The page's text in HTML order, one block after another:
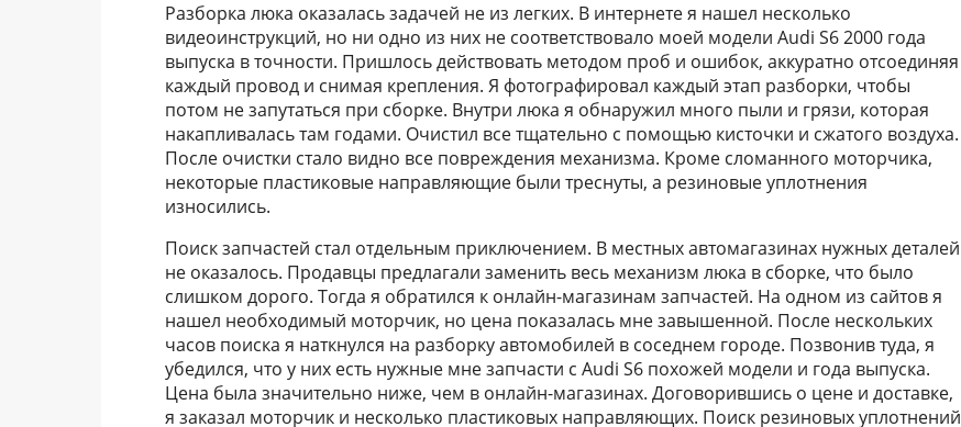
Разборка люка оказалась задачей не из легких. В интернете я нашел несколько
видеоинструкций, но ни одно из них не соответствовало моей модели Audi S6 2000 года
выпуска в точности. Пришлось действовать методом проб и ошибок, аккуратно отсоединяя
каждый провод и снимая крепления. Я фотографировал каждый этап разборки, чтобы
потом не запутаться при сборке. Внутри люка я обнаружил много пыли и грязи, которая
накапливалась там годами. Очистил все тщательно с помощью кисточки и сжатого воздуха.
После очистки стало видно все повреждения механизма. Кроме сломанного моторчика,
некоторые пластиковые направляющие были треснуты, а резиновые уплотнения
износились.
Поиск запчастей стал отдельным приключением. В местных автомагазинах нужных деталей
не оказалось. Продавцы предлагали заменить весь механизм люка в сборке, что было
слишком дорого. Тогда я обратился к онлайн-магазинам запчастей. На одном из сайтов я
нашел необходимый моторчик, но цена показалась мне завышенной. После нескольких
часов поиска я наткнулся на разборку автомобилей в соседнем городе. Позвонив туда, я
убедился, что у них есть нужные мне запчасти с Audi S6 похожей модели и года выпуска.
Цена была значительно ниже, чем в онлайн-магазинах. Договорившись о цене и доставке,
я заказал моторчик и несколько пластиковых направляющих. Поиск резиновых уплотнений